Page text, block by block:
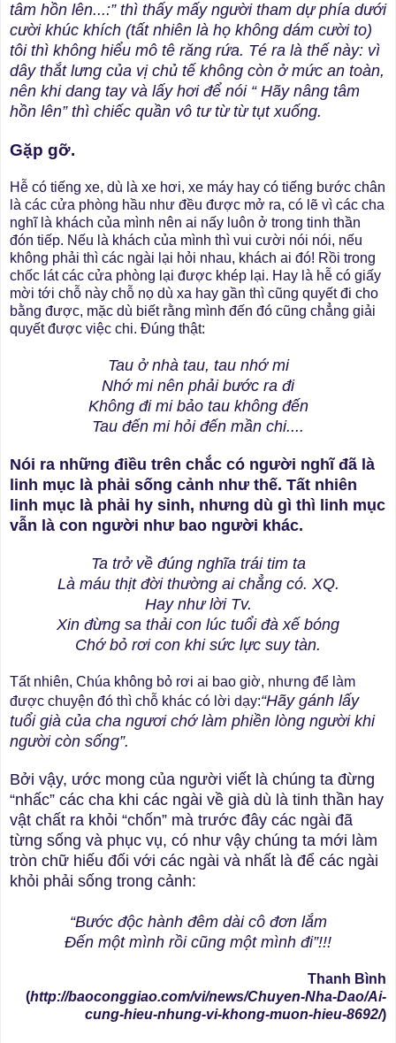
tâm hồn lên...:” thì thấy mấy người tham dự phía dưới
cười khúc khích (tất nhiên là họ không dám cười to)
tôi thì không hiểu mô tê răng rứa. Té ra là thế này: vì
dây thắt lưng của vị chủ tế không còn ở mức an toàn,
nên khi dang tay và lấy hơi để nói “ Hãy nâng tâm
hồn lên” thì chiếc quần vô tư từ từ tụt xuống.
Gặp gỡ.
Hễ có tiếng xe, dù là xe hơi, xe máy hay có tiếng bước chân
là các cửa phòng hầu như đều được mở ra, có lẽ vì các cha
nghĩ là khách của mình nên ai nấy luôn ở trong tinh thần
đón tiếp. Nếu là khách của mình thì vui cười nói nói, nếu
không phải thì các ngài lại hỏi nhau, khách ai đó! Rồi trong
chốc lát các cửa phòng lại được khép lại. Hay là hễ có giấy
mời tới chỗ này chỗ nọ dù xa hay gần thì cũng quyết đi cho
bằng được, mặc dù biết rằng mình đến đó cũng chẳng giải
quyết được việc chi. Đúng thật:
Tau ở nhà tau, tau nhớ mi
Nhớ mi nên phải bước ra đi
Không đi mi bảo tau không đến
Tau đến mi hỏi đến mần chi....
Nói ra những điều trên chắc có người nghĩ đã là
linh mục là phải sống cảnh như thế. Tất nhiên
linh mục là phải hy sinh, nhưng dù gì thì linh mục
vẫn là con người như bao người khác.
Ta trở về đúng nghĩa trái tim ta
Là máu thịt đời thường ai chẳng có. XQ.
Hay như lời Tv.
Xin đừng sa thải con lúc tuổi đà xế bóng
Chớ bỏ rơi con khi sức lực suy tàn.
Tất nhiên, Chúa không bỏ rơi ai bao giờ, nhưng để làm
được chuyện đó thì chỗ khác có lời dạy:“Hãy gánh lấy
tuổi già của cha ngươi chớ làm phiền lòng người khi
người còn sống”.
Bởi vậy, ước mong của người viết là chúng ta đừng
“nhấc” các cha khi các ngài về già dù là tinh thần hay
vật chất ra khỏi “chốn” mà trước đây các ngài đã
từng sống và phục vụ, có như vậy chúng ta mới làm
tròn chữ hiếu đối với các ngài và nhất là để các ngài
khỏi phải sống trong cảnh:
“Bước độc hành đêm dài cô đơn lắm
Đến một mình rồi cũng một mình đi”!!!
Thanh Bình
(http://baoconggiao.com/vi/news/Chuyen-Nha-Dao/Ai-
cung-hieu-nhung-vi-khong-muon-hieu-8692/)